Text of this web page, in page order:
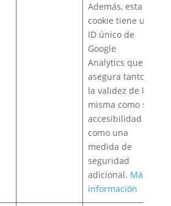
Además, esta
cookie tiene un
ID único de
Google
Analytics que
asegura tanto
la validez de la
misma como su
accesibilidad
como una
medida de
seguridad
adicional. Más
información